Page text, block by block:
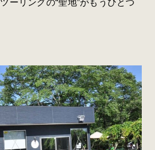
ーリングの“聖地”がもうひとつ